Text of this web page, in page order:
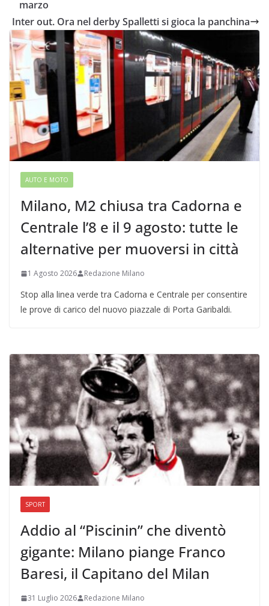
marzo
Inter out. Ora nel derby Spalletti si gioca la panchina
AUTO E MOTO
Milano, M2 chiusa tra Cadorna e
Centrale l’8 e il 9 agosto: tutte le
alternative per muoversi in città
1 Agosto 2026 Redazione Milano
Stop alla linea verde tra Cadorna e Centrale per consentire
le prove di carico del nuovo piazzale di Porta Garibaldi.
SPORT
Addio al “Piscinin” che diventò
gigante: Milano piange Franco
Baresi, il Capitano del Milan
31 Luglio 2026 Redazione Milano